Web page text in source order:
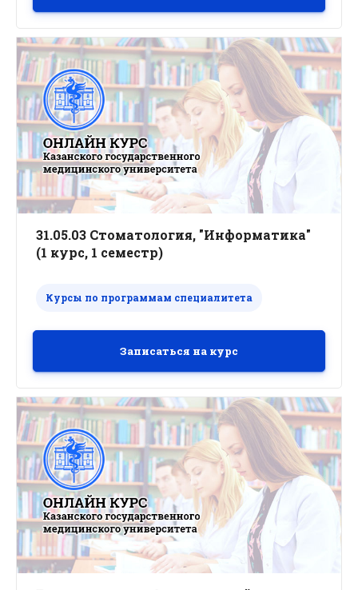
31.05.03 Стоматология, "Информатика"
(1 курс, 1 семестр)
Курсы по программам специалитета
Записаться на курс